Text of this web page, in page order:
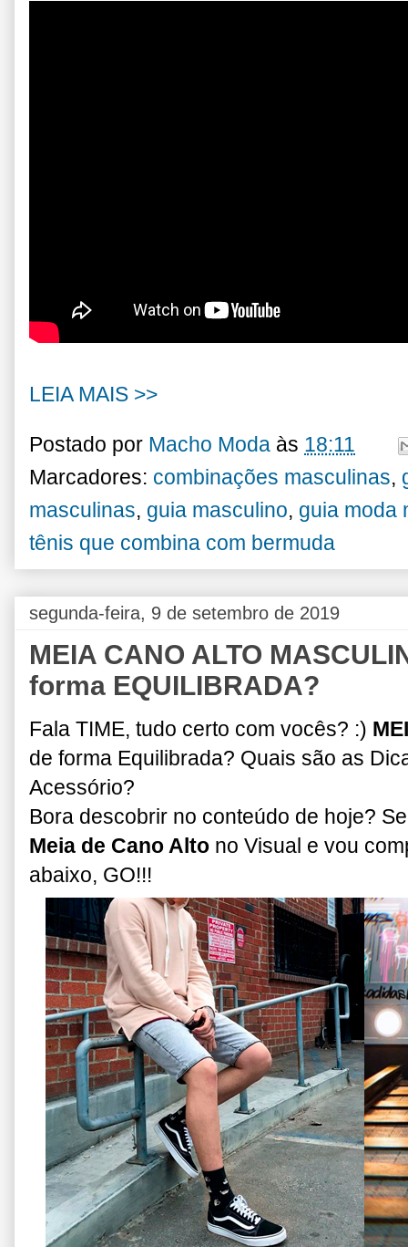
LEIA MAIS >>
Postado por Macho Moda às 18:11
Marcadores: combinações masculinas,
masculinas, guia masculino, guia moda
tênis que combina com bermuda
segunda-feira, 9 de setembro de 2019
MEIA CANO ALTO
forma EQUILIBRADA?
Fala TIME, tudo certo com vocês? :)
de forma Equilibrada? Quais são as
Acessório?
Bora descobrir no conteúdo de hoje?
Meia de Cano Alto no Visual e vou
abaixo, GO!!!